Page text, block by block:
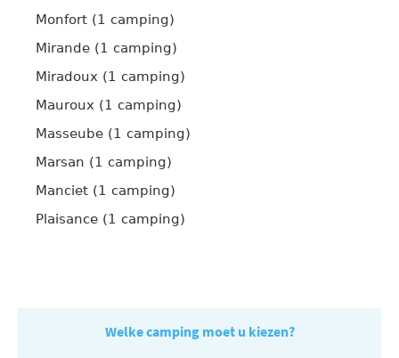
Monfort (1 camping)
Mirande (1 camping)
Miradoux (1 camping)
Mauroux (1 camping)
Masseube (1 camping)
Marsan (1 camping)
Manciet (1 camping)
Plaisance (1 camping)
Welke camping moet u kiezen?